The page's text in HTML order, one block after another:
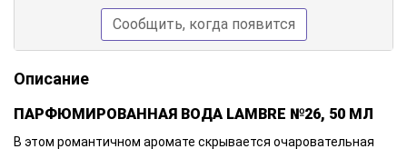
Сообщить, когда появится
Описание
ПАРФЮМИРОВАННАЯ ВОДА LAMBRE №26, 50 МЛ
В этом романтичном аромате скрывается очаровательная